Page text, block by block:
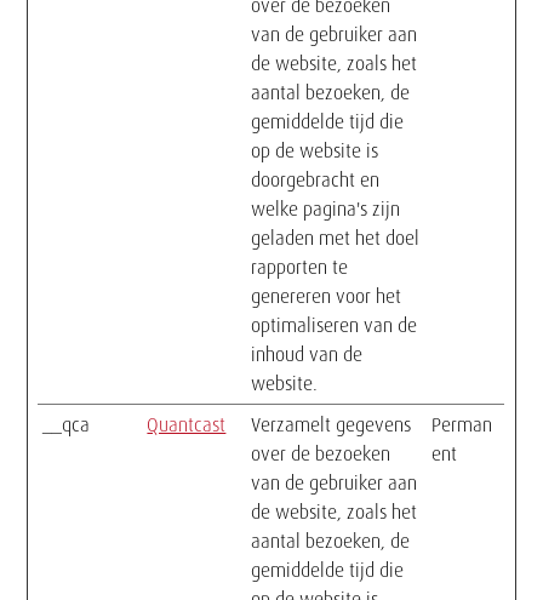
over de bezoeken
van de gebruiker aan
de website, zoals het
aantal bezoeken, de
gemiddelde tijd die
op de website is
doorgebracht en
welke pagina's zijn
geladen met het doel
rapporten te
genereren voor het
optimaliseren van de
inhoud van de
website.
__qca
Quantcast
Verzamelt gegevens
over de bezoeken
van de gebruiker aan
de website, zoals het
aantal bezoeken, de
gemiddelde tijd die
Perman
ent